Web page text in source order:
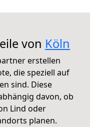
von Köln
erstellen
die speziell auf
sind. Diese
davon, ob
Lind oder
planen.